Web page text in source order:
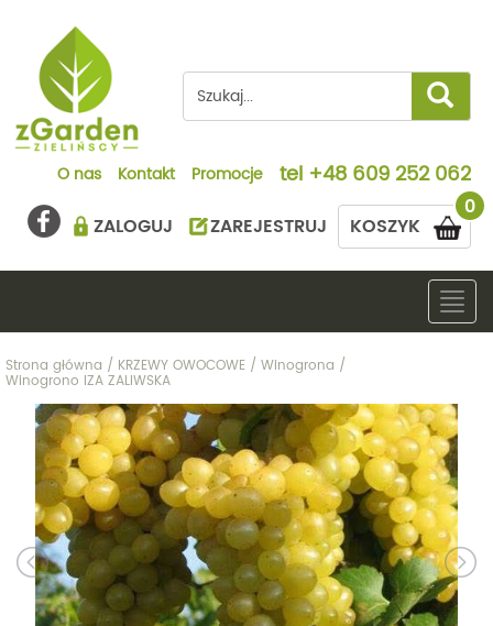
O nas Kontakt Promocje tel +48 609 252 062
0
KOSZYK
ZALOGUJ ZAREJESTRUJ
Strona główna / KRZEWY OWOCOWE / Winogrona /
Winogrono IZA ZALIWSKA